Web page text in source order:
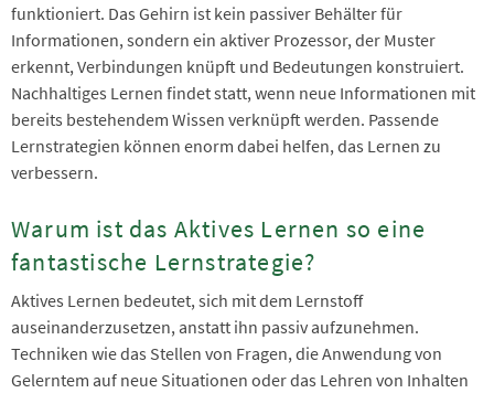
funktioniert. Das Gehirn ist kein passiver Behälter für
Informationen, sondern ein aktiver Prozessor, der Muster
erkennt, Verbindungen knüpft und Bedeutungen konstruiert.
Nachhaltiges Lernen findet statt, wenn neue Informationen mit
bereits bestehendem Wissen verknüpft werden. Passende
Lernstrategien können enorm dabei helfen, das Lernen zu
verbessern.
Warum ist das Aktives Lernen so eine
fantastische Lernstrategie?
Aktives Lernen bedeutet, sich mit dem Lernstoff
auseinanderzusetzen, anstatt ihn passiv aufzunehmen.
Techniken wie das Stellen von Fragen, die Anwendung von
Gelerntem auf neue Situationen oder das Lehren von Inhalten